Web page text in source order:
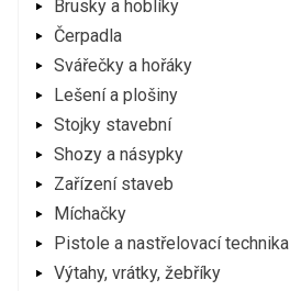
Brusky a hoblíky
Čerpadla
Svářečky a hořáky
Lešení a plošiny
Stojky stavební
Shozy a násypky
Zařízení staveb
Míchačky
Pistole a nastřelovací technika
Výtahy, vrátky, žebříky